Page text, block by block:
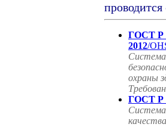
ГОСТ Р
2012/
охраны
ГОСТ Р